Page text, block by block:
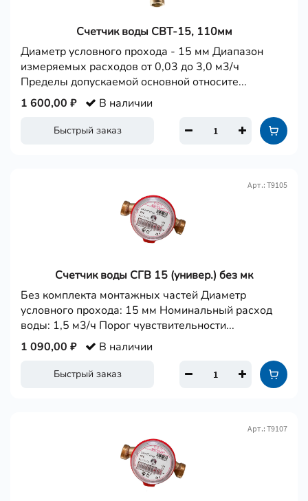
Счетчик воды СВТ-15, 110мм
Диаметр условного прохода - 15 мм Диапазон
измеряемых расходов от 0,03 до 3,0 м3/ч
Пределы допускаемой основной относите...
Быстрый заказ
1 600,00 ₽ В наличии
Счетчик воды СГВ 15 (универ.) без мк
Арт.: Т9105
Без комплекта монтажных частей Диаметр
условного прохода: 15 мм Номинальный расход
воды: 1,5 м3/ч Порог чувствительности...
Быстрый заказ
1 090,00 ₽ В наличии
Арт.: Т9107